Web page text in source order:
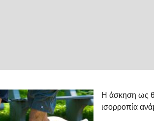
Η άσκηση ως
ισορροπία